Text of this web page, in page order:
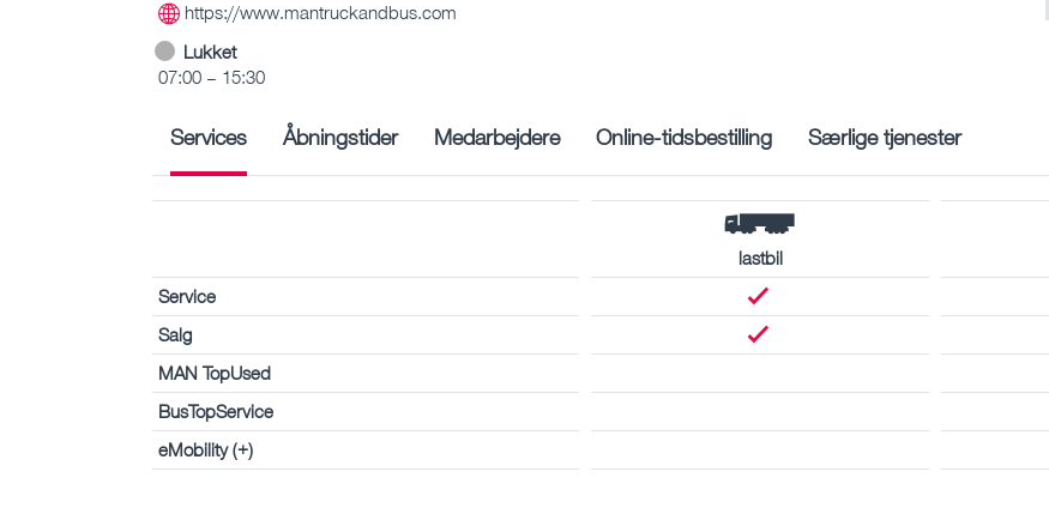
https://www.mantruckandbus.com
Lukket
07:00 – 15:30
Services Åbningstider Medarbejdere Online-tidsbestilling Særlige tjenester
lastbil
Service
Salg
MAN TopUsed
BusTopService
eMobility (+)